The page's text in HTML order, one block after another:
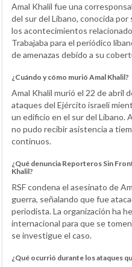
Amal Khalil fue una
del sur del Líbano, conocida
los acontecimientos
Trabajaba para el periódico
de amenazas debido a su
¿Cuándo y cómo murió Amal Khalil?
Amal Khalil murió el 22 de abril
ataques del Ejército israelí
un edificio en el sur del Líbano.
no pudo recibir asistencia a
continuos.
¿Qué denuncia Reporteros Sin
Khalil?
RSF condena el asesinato de
guerra, señalando que fue
periodista. La organización ha
internacional para que se
se investigue el caso.
¿Qué ocurrió durante los ataques